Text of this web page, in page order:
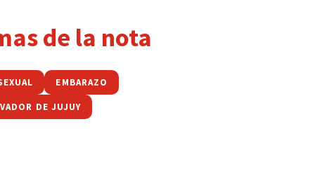
de la nota
EMBARAZO
DE JUJUY